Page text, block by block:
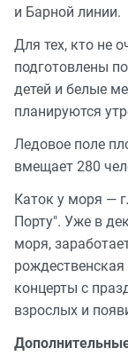
и Барной линии.
Для тех, кто не
подготовлены
детей и белые
планируются
Ледовое поле
вмещает 280
Каток у моря —
Порту". Уже в
моря,
концерты с
взрослых и